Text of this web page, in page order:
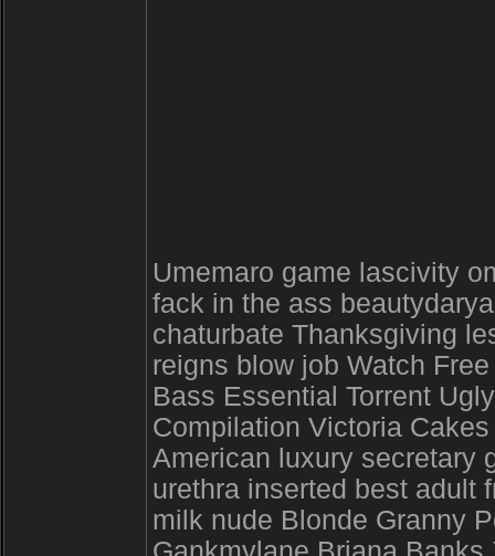
Umemaro game lascivity
fack in the ass
chaturbate Thanksgiving
reigns blow job Watch
Bass Essential Torrent
Compilation Victoria
American luxury secretary
urethra inserted best adult
milk nude Blonde Granny